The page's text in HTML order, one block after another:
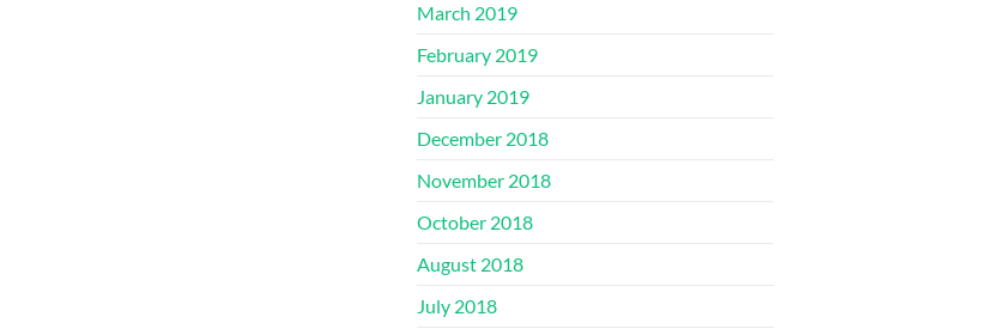
March 2019
February 2019
January 2019
December 2018
November 2018
October 2018
August 2018
July 2018